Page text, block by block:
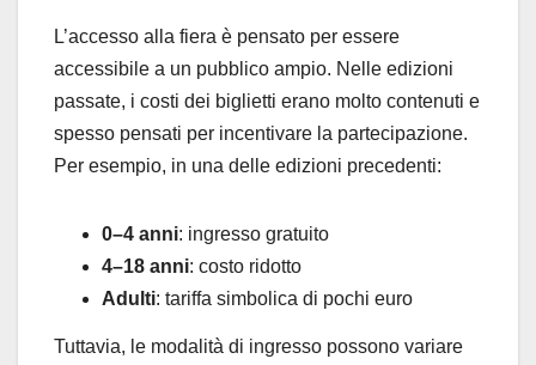
L’accesso alla fiera è pensato per essere
accessibile a un pubblico ampio. Nelle edizioni
passate, i costi dei biglietti erano molto contenuti e
spesso pensati per incentivare la partecipazione.
Per esempio, in una delle edizioni precedenti:
0–4 anni: ingresso gratuito
4–18 anni: costo ridotto
Adulti: tariffa simbolica di pochi euro
Tuttavia, le modalità di ingresso possono variare